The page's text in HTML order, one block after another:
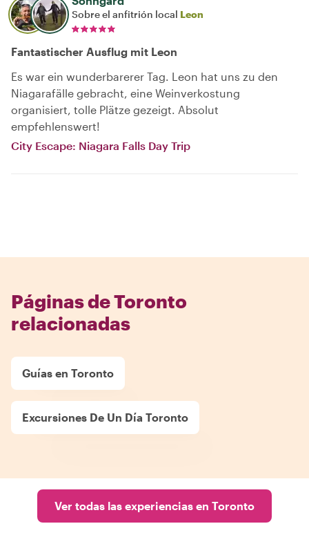
Sobre el anfitrión local Leon
Fantastischer Ausflug mit Leon
Es war ein wunderbarerer Tag. Leon hat uns zu den
Niagarafälle gebracht, eine Weinverkostung
organisiert, tolle Plätze gezeigt. Absolut
empfehlenswert!
City Escape: Niagara Falls Day Trip
Páginas de Toronto
relacionadas
Guías en Toronto
Excursiones De Un Día Toronto
Ver todas las experiencias en Toronto